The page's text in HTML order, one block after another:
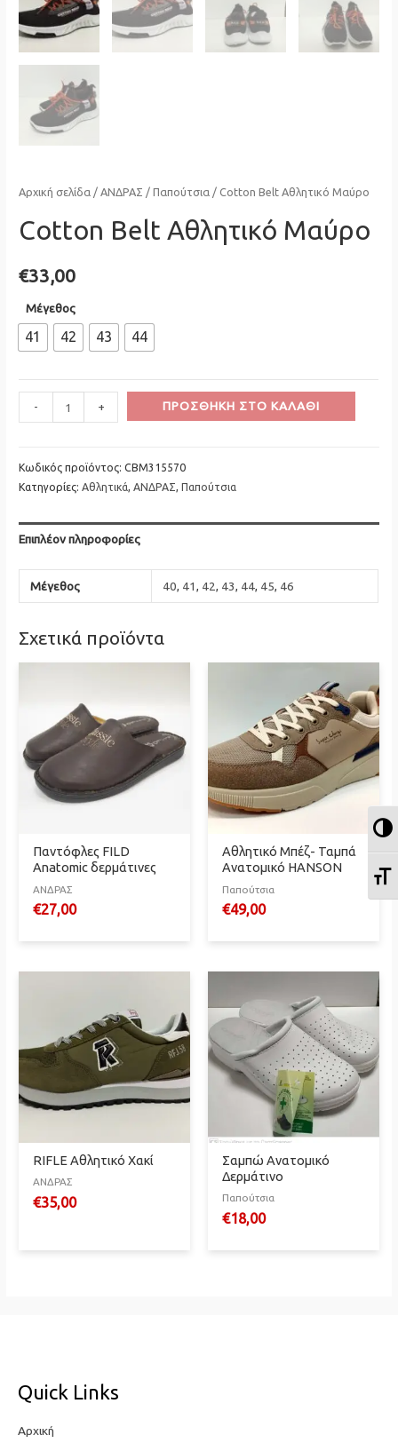
Αρχική σελίδα /ΑΝΔΡΑΣ /Παπούτσια / Cotton Belt Αθλητικό Μαύρο
Cotton Belt Αθλητικό Μαύρο
€33,00
Μέγεθος
41 42 43 44
Quantity
-
Belt
Μαύρο
ποσότητα
Quantity
+ ΠΡΟΣΘΉΚΗ ΣΤΟ ΚΑΛΆΘΙ
Κωδικός προϊόντος:CBM315570
Κατηγορίες:Αθλητικά,ΑΝΔΡΑΣ,Παπούτσια
Επιπλέον πληροφορίες
Μέγεθος 40, 41, 42, 43, 44, 45, 46
Σχετικά προϊόντα
Παντόφλες FILD
Anatomic δερμάτινες
ΑΝΔΡΑΣ
€27,00
Αθλητικό Μπέζ- Ταμπά
Ανατομικό HANSON
Παπούτσια
€49,00
RIFLE Αθλητικό Χακί
ΑΝΔΡΑΣ
€35,00
Σαμπώ Ανατομικό
Δερμάτινο
Παπούτσια
€18,00
Quick Links
Αρχική